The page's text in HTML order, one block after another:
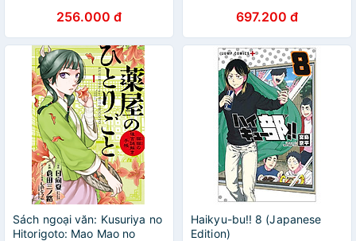
256.000 đ 697.200 đ
Sách ngoại văn: Kusuriya no
Hitorigoto: Mao Mao no
Haikyu-bu!! 8 (Japanese
Edition)